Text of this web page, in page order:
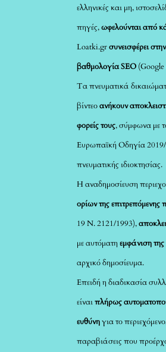
ελληνικές και μη,
πηγές,ωφελούνται από
Loatki.grσυνεισφέρει
βαθμολογία SEO
Τα πνευματικά
βίντεοανήκουν
φορείς τους, σύμφωνα με
Ευρωπαϊκή Οδηγία 2019/
πνευματικής ιδιοκτησίας.
Η αναδημοσίευση
ορίων της
19 Ν. 2121/1993),
με αυτόματηεμφάνιση
αρχικό δημοσίευμα.
Επειδή η διαδικασία
είναιπλήρως
ευθύνηγια το
παραβιάσεις που